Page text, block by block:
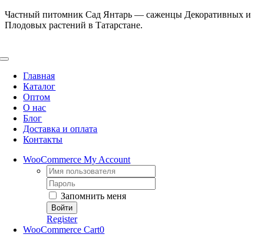
Skip
to
Частный питомник Сад Янтарь — саженцы Декоративных и
Плодовых растений в Татарстане.
Toggle
NavigationГлавная
Каталог
Оптом
О нас
Блог
Доставка и оплата
Контакты
WooCommerce My Account
Username:
Password:
Запомнить меня
Register
WooCommerce Cart0